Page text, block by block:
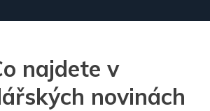
najdete v
novinách